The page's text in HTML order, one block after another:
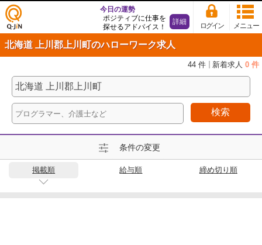
仕事
探し
人サ
イト
Q-Ji
メニュー
ログイン
今日の運勢
ポジティブに仕事を
探せるアドバイス！
詳細
北海道 上川郡上川町のハローワーク求人
44 件 新着求人 0 件
検索
条件の変更
掲載順 給与順 締め切り順